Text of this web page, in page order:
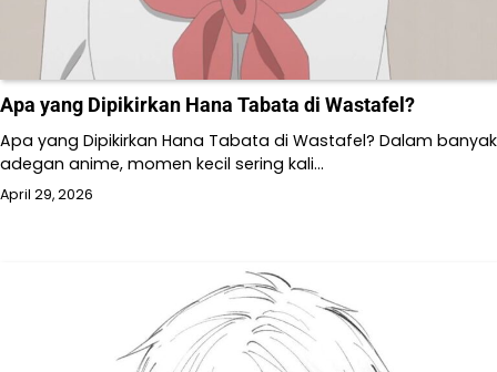
Apa yang Dipikirkan Hana Tabata di Wastafel?
Apa yang Dipikirkan Hana Tabata di Wastafel? Dalam banyak
adegan anime, momen kecil sering kali…
April 29, 2026